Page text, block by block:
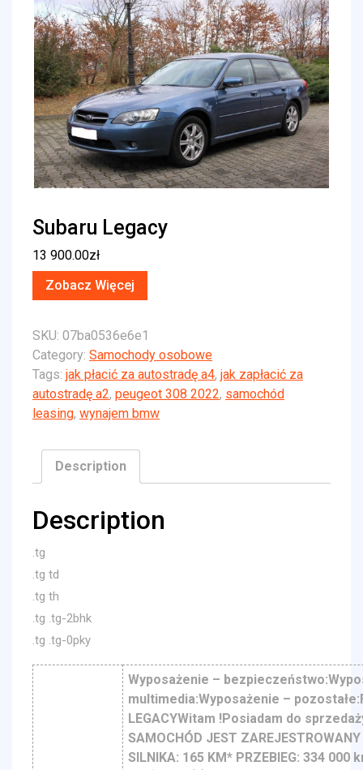
Subaru Legacy
13 900.00zł
Zobacz Więcej
SKU: 07ba0536e6e1
Category: Samochody osobowe
Tags: jak płacić za autostradę a4, jak zapłacić za
autostradę a2, peugeot 308 2022, samochód
leasing, wynajem bmw
Description
Description
.tg
.tg td
.tg th
.tg .tg-2bhk
.tg .tg-0pky
Wyposażenie –
multimedia:Wyposażenie –
LEGACYWitam !Posiadam do
SAMOCHÓD JEST
SILNIKA: 165 KM* PRZEBIEG: 334 000